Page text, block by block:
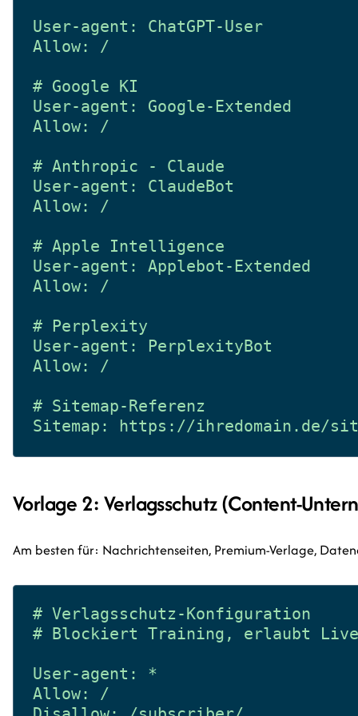
User-agent: ChatGPT-User
Allow: /
# Google KI
User-agent: Google-Extended
Allow: /
# Anthropic - Claude
User-agent: ClaudeBot
Allow: /
# Apple Intelligence
User-agent: Applebot-Extended
Allow: /
# Perplexity
User-agent: PerplexityBot
Allow: /
# Sitemap-Referenz
Vorlage 2: Verlagsschutz (Content-
Am besten für: Nachrichtenseiten, Premium-Verlage,
# Verlagsschutz-Konfiguration
# Blockiert Training, erlaubt
User-agent: *
Allow: /